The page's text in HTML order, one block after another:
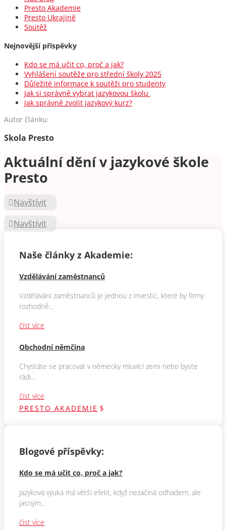
Presto Akademie
Presto Ukrajině
Soutěž
Nejnovější příspěvky
Kdo se má učit co, proč a jak?
Vyhlášení soutěže pro střední školy 2025
Důležité informace k soutěži pro studenty
Jak si správně vybrat jazykovou školu
Jak správně zvolit jazykový kurz?
Autor článku:
Skola Presto
Aktuální dění v jazykové škole
Presto
Navštívit
Navštívit
Naše články z Akademie:
Vzdělávání zaměstnanců
Vzdělávání zaměstnanců je jednou z investic, které by firmy
rozhodně...
číst více
Obchodní němčina
Chystáte se pracovat v německy mluvící zemi nebo byste
rádi...
číst více
PRESTO AKADEMIE
Blogové příspěvky:
Kdo se má učit co, proč a jak?
Jazyková výuka má větší efekt, když nezačíná odhadem, ale
jasným...
číst více